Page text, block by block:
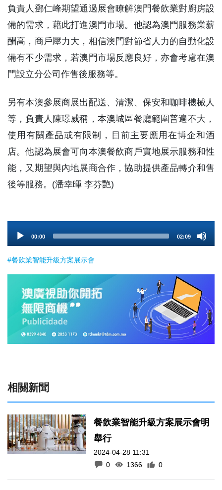
負責人鄧仁峰期望通過展會瞭解澳門餐飲業對廚房設
備的需求，藉此打進澳門市場。他認為澳門服務業薪
酬高，商戶壓力大，相信澳門對節省人力的自動化設
備有不少需求，若澳門市場反應良好，亦會考慮在澳
門設立分公司作售後服務等。
另有本澳參展商展出配送、清潔、保安和咖啡機械人
等，負責人陳璟威稱，本澳城區餐廳範圍普遍不大，
使用有關產品或有限制，目前主要應用在博企和酒
店。他認為展會可向本澳餐飲商戶實地展示服務和性
能，又期望與內地展商合作，協助提供產品轉介和售
後等服務。(潘幸暉 李芬艷)
Player
00:00 02:09
#餐飲業智能升級方案展示會
相關新聞
餐飲業智能升級方案展示會明
舉行
2024-04-28 11:31
0
1366 0